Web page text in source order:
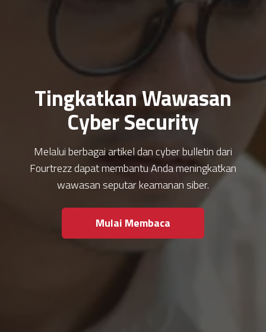
Tingkatkan Wawasan
Cyber Security
Melalui berbagai artikel dan cyber bulletin dari
Fourtrezz dapat membantu Anda meningkatkan
wawasan seputar keamanan siber.
Mulai Membaca